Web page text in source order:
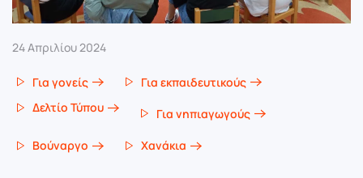
24 Απριλίου 2024
Για γονείς
Για εκπαιδευτικούς
Δελτίο Τύπου
Για νηπιαγωγούς
Βούναργο Χανάκια